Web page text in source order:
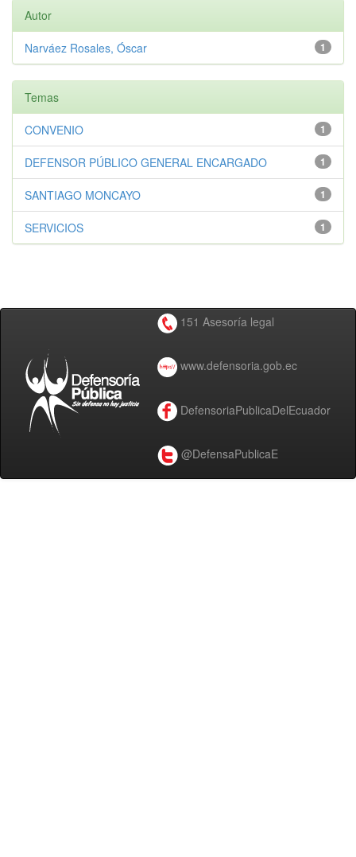
Autor
1
Narváez Rosales, Óscar
Temas
1
CONVENIO
1
DEFENSOR PÚBLICO GENERAL ENCARGADO
1
SANTIAGO MONCAYO
1
SERVICIOS
151 Asesoría legal
www.defensoria.gob.ec
DefensoriaPublicaDelEcuador
@DefensaPublicaE